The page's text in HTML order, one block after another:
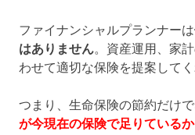
ファイナンシャルプランナーは
はありません。資産運用、家
わせて適切な保険を提案してく
つまり、生命保険の節約だけで
が今現在の保険で足りているか